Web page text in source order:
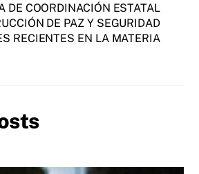
DE COORDINACIÓN ESTATAL
DE PAZ Y SEGURIDAD
RECIENTES EN LA MATERIA